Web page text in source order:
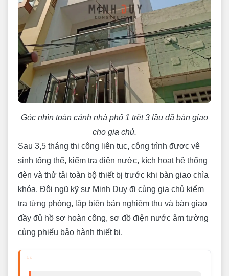
Góc nhìn toàn cảnh nhà phố 1 trệt 3 lầu đã bàn giao
cho gia chủ.
Sau 3,5 tháng thi công liên tục, công trình được vệ
sinh tổng thể, kiểm tra điện nước, kích hoạt hệ thống
đèn và thử tải toàn bộ thiết bị trước khi bàn giao chìa
khóa. Đội ngũ kỹ sư Minh Duy đi cùng gia chủ kiểm
tra từng phòng, lập biên bản nghiệm thu và bàn giao
đầy đủ hồ sơ hoàn công, sơ đồ điện nước âm tường
cùng phiếu bảo hành thiết bị.